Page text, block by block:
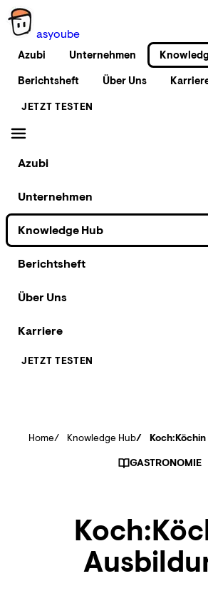
asyoube
Azubi Unternehmen
Berichtsheft
Über Uns
JETZT TESTEN
Azubi
Unternehmen
Knowledge Hub
Berichtsheft
Über Uns
Karriere
JETZT TESTEN
Home Knowledge Hub Koch:Köchin
GASTRONOMIE